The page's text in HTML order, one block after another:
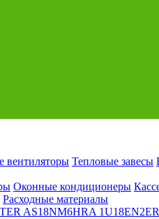
вентиляторы Тепловые завесы
Оконные кондиционеры
Расходные материалы
AS18NM6HRA